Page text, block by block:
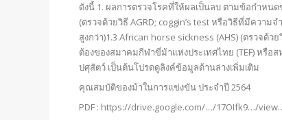
ดังนี้ 1. ผลการตรวจโรคที่ให้ผลเป็นลบ ตามข้อกำหน
(ตรวจด้วยวิธี AGRD; coggin’s test หรือวิธีที่มีความ
สูงกว่า)1.3 African horse sickness (AHS) (ตรวจด้
ต้องของสมาคมกีฬาขี่ม้าแห่งประเทศไทย (TEF) หรือ
ปศุสัตว์ เป็นต้นโปรดดูลิงค์ข้อมูลด้านล่างเพิ่มเติม
คุณสมบัติของม้าในการแข่งขัน ประจำปี 2564
PDF : https://drive.google.com/…/17OIfk9…/